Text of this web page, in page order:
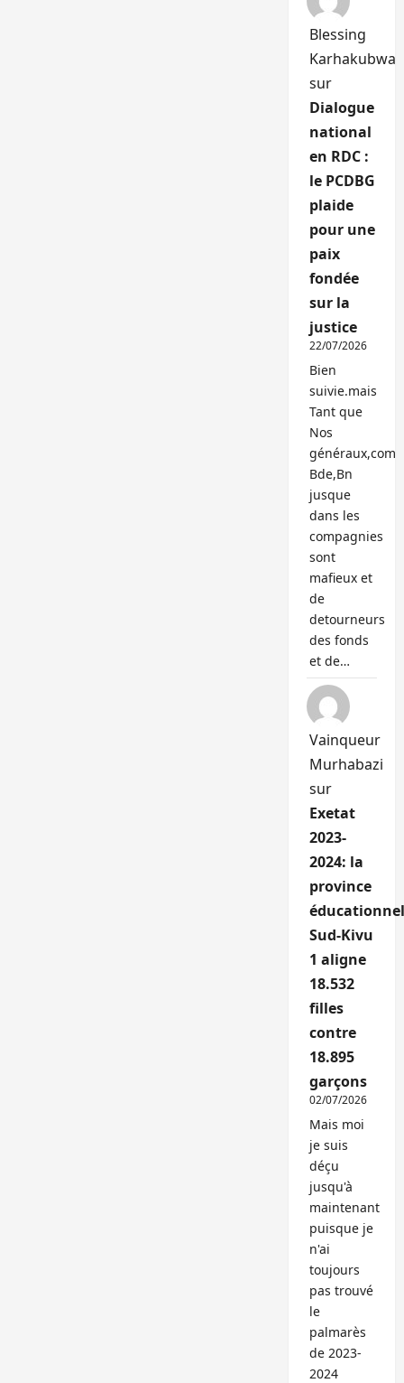
Blessing
Karhakubwa
sur
Dialogue
national
en RDC :
le PCDBG
plaide
pour une
paix
fondée
sur la
justice
22/07/2026
Bien
suivie.mais
Tant que
Nos
généraux,com
Bde,Bn
jusque
dans les
compagnies
sont
mafieux et
de
detourneurs
des fonds
et de…
Vainqueur
Murhabazi
sur
Exetat
2023-
2024: la
province
Sud-Kivu
1 aligne
18.532
filles
contre
18.895
garçons
02/07/2026
Mais moi
je suis
déçu
jusqu'à
maintenant
puisque je
n'ai
toujours
pas trouvé
le
palmarès
de 2023-
2024